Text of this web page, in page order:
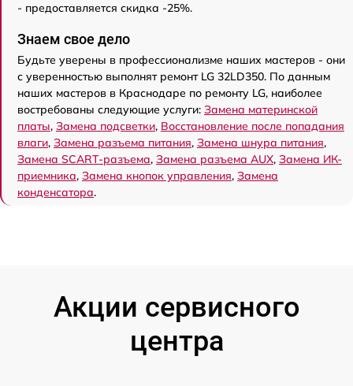
- предоставляется скидка -25%.
Знаем свое дело
Будьте уверены в профессионализме наших мастеров - они
с уверенностью выполнят ремонт LG 32LD350. По данным
наших мастеров в Краснодаре по ремонту LG, наиболее
востребованы следующие услуги: Замена материнской
платы, Замена подсветки, Восстановление после попадания
влаги, Замена разъема питания, Замена шнура питания,
Замена SCART-разъема, Замена разъема AUX, Замена ИК-
приемника, Замена кнопок управления, Замена
конденсатора.
Акции сервисного
центра